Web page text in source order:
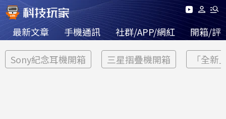
最新文章 手機通訊 社群/APP/網紅 開箱/評
Sony紀念耳機開箱 三星摺疊機開箱 「全新